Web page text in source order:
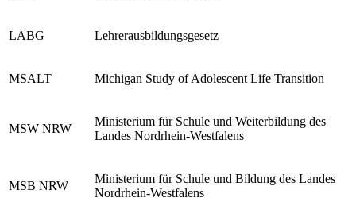
LABG Lehrerausbildungsgesetz
MSALT Michigan Study of Adolescent Life Transition
MSW NRW
Ministerium für Schule und Weiterbildung des
Landes Nordrhein-Westfalens
MSB NRW
Ministerium für Schule und Bildung des Landes
Nordrhein-Westfalens